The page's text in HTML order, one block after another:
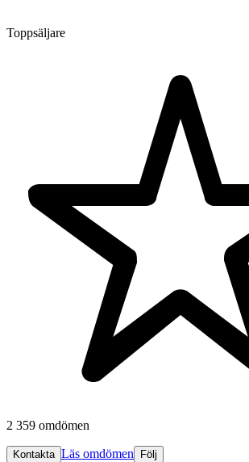
Toppsäljare
2 359 omdömen
Kontakta Läs omdömen Följ